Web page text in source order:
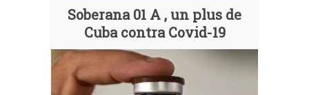
Soberana 01 A , un plus de
Cuba contra Covid-19